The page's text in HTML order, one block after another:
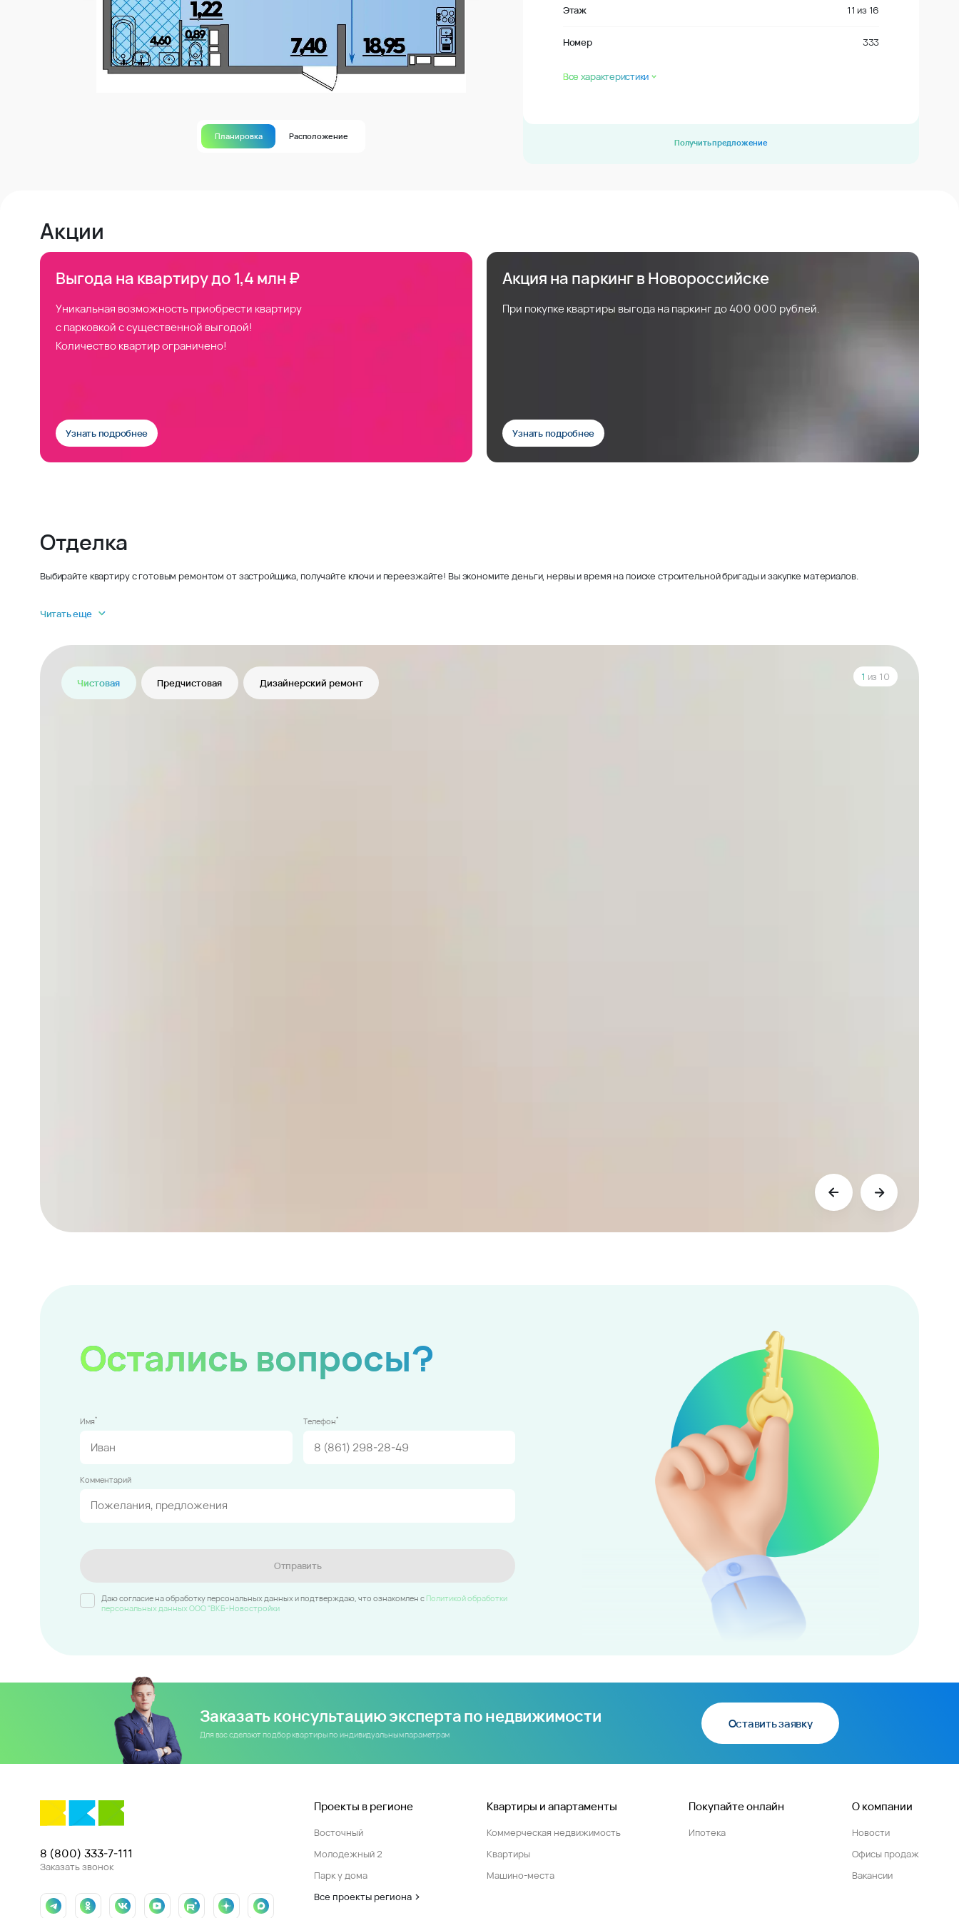
Планировка Расположение
Этаж 11 из 16
Номер 333
Все характеристики
Получить предложение
Акции
Выгода на квартиру до 1,4 млн ₽
Уникальная возможность приобрести квартиру
с парковкой с существенной выгодой!
Количество квартир ограничено!
Узнать подробнее
Акция на паркинг в Новороссийске
При покупке квартиры выгода на паркинг до 400 000 рублей.
Узнать подробнее
Отделка
Выбирайте квартиру с готовым ремонтом от застройщика, получайте ключи и переезжайте! Вы экономите деньги, нервы и время на поиске строительной бригады и закупке материалов.
Читать еще
Чистовая Предчистовая Дизайнерский ремонт
1 из 10
Остались вопросы?
Имя* Телефон*
Комментарий
Отправить
Даю согласие на обработку персональных данных и подтверждаю, что ознакомлен c Политикой обработки
персональных данных ООО "ВКБ-Новостройки
Заказать консультацию эксперта по недвижимости
Для вас сделают подбор квартиры по индивидуальным параметрам
Оставить заявку
8 (800) 333-7-111
Заказать звонок
Проекты в регионе
Восточный
Молодежный 2
Парк у дома
Все проекты региона
Квартиры и апартаменты
Коммерческая недвижимость
Квартиры
Машино-места
Покупайте онлайн
Ипотека
О компании
Новости
Офисы продаж
Вакансии